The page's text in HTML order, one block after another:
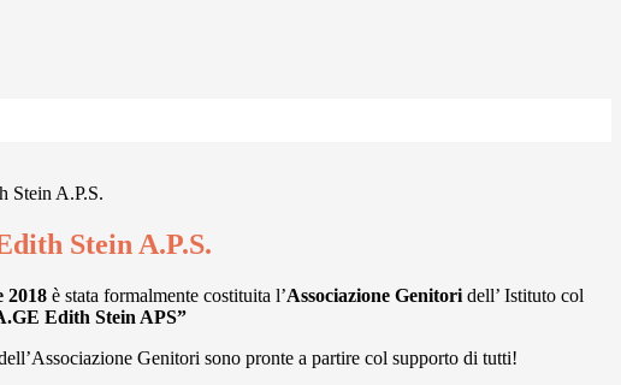
Stein A.P.S.
Stein A.P.S.
2018 è stata formalmente costituita l’Associazione Genitori dell’ Istituto col
Edith Stein APS”
Genitori sono pronte a partire col supporto di tutti!